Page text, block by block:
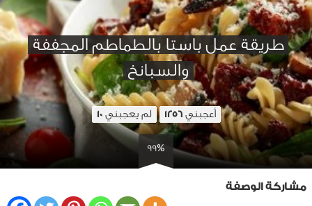
طريقة عمل باستا بالطماطم المجففة
والسبانخ
أعجبني1256 لم يعجبني10
99%
مشاركة الوصفة